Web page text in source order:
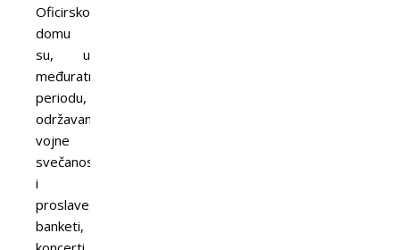
Oficirskom
domu
su, u
međuratnom
periodu,
održavane
vojne
svečanosti
i
proslave,
banketi,